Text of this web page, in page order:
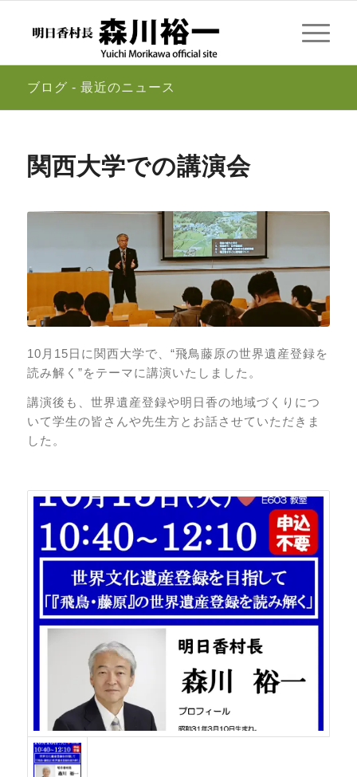
ブログ - 最近のニュース
関西大学での講演会
10月15日に関西大学で、“飛鳥藤原の世界遺産登録を
読み解く”をテーマに講演いたしました。
講演後も、世界遺産登録や明日香の地域づくりにつ
いて学生の皆さんや先生方とお話させていただきま
した。